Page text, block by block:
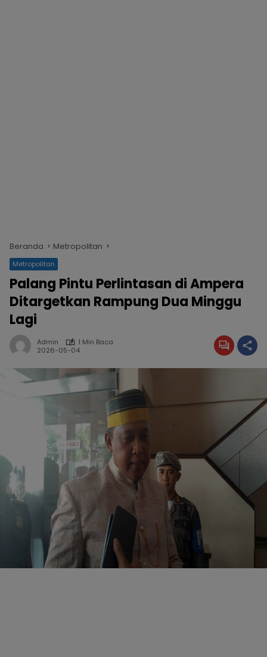
Beranda Metropolitan
Metropolitan
Palang Pintu Perlintasan di Ampera
Ditargetkan Rampung Dua Minggu
Lagi
Admin
1 Min Baca
2026-05-04